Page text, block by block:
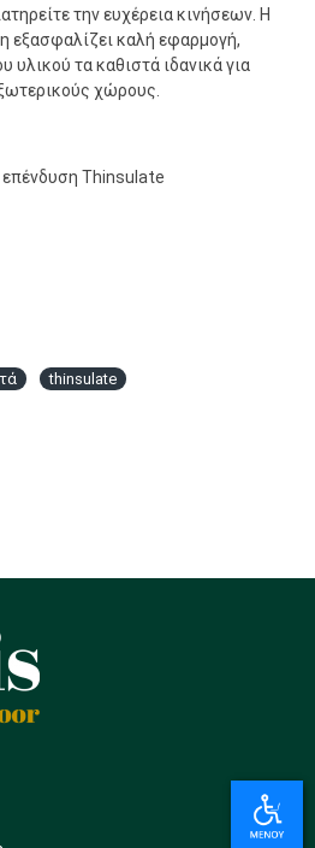
την ευχέρεια κινήσεων. Η
εξασφαλίζει καλή εφαρμογή,
υλικού τα καθιστά ιδανικά για
χώρους.
επένδυση Τhinsulate
thinsulate